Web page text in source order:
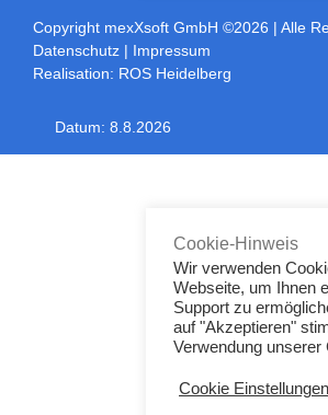
Copyright mexXsoft GmbH ©2026 | Alle
Datenschutz | Impressum
Realisation: ROS Heidelberg
Datum: 8.8.2026
Cookie-Hinweis
Wir verwenden
Webseite, um Ihnen
Support zu
auf "Akzeptieren"
Verwendung unserer
Cookie Einstellungen